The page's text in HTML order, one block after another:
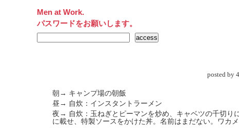
Men at Work.
パスワードをお願いします。
posted by
朝→ キャンプ場の朝飯
昼→ 自炊：インスタントラーメン
夜→ 自炊：玉ねぎとピーマンを炒め、キャベツの千切り
に載せ、特製ソースをかけた丼。名前はまだない。ワカ